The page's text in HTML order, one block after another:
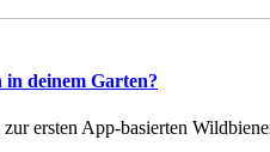
deinem Garten?
ersten App-basierten